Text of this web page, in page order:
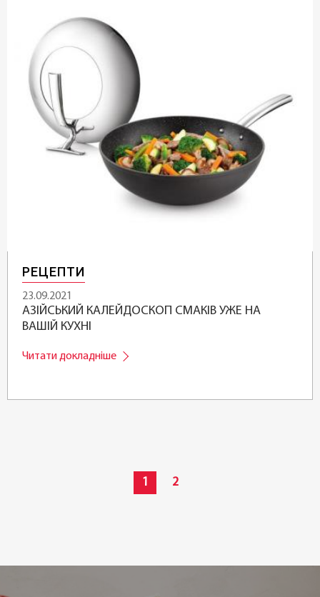
РЕЦЕПТИ
23.09.2021
АЗІЙСЬКИЙ КАЛЕЙДОСКОП СМАКІВ УЖЕ НА
ВАШІЙ КУХНІ
Читати докладніше
1 2